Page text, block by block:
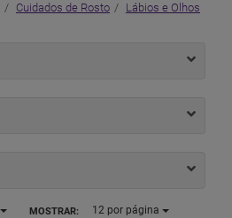
Cuidados de Rosto Lábios e Olhos
MOSTRAR: 12por página